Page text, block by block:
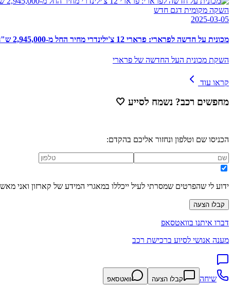
השקה מקומית דגם חדש
2025-03-05
מכונית על חדשה לפרארי: פרארי 12 צ'ילינדרי מחיר החל מ-2,945,000 ש"ח
השקת מכונית העל החדשה של פרארי
קראו עוד
מחפשים רכב? נשמח לסייע 🤍
הכניסו שם וטלפון ונחזור אליכם בהקדם:
ידוע לי שהפרטים שמסרתי לעיל ייכללו במאגרי המידע של קארזון ואני
קבלו הצעה
דברו איתנו בוואטסאפ
מענה אנושי לסיוע ברכישת רכב
שיחה קבלו הצעה וואטסאפ